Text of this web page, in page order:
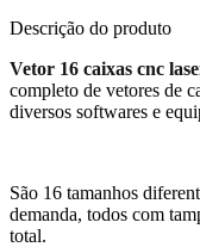
Descrição do produto
Vetor 16 caixas cnc
completo de vetores de
diversos softwares e
São 16 tamanhos
demanda, todos com
total.